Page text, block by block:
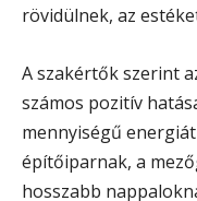
rövidülnek, az
A szakértők szerint
számos pozitív
mennyiségű
építőiparnak, a
hosszabb